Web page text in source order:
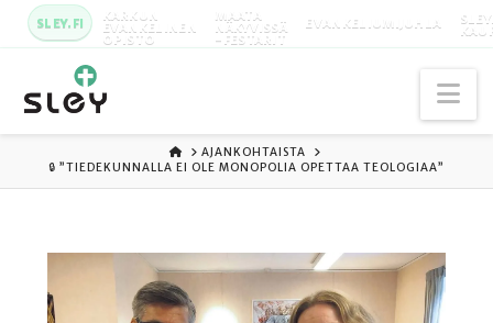
SLEY.FI KARKUN
EVANKELINEN
OPISTO
MAATA
NÄKYVISSÄ
-FESTARIT
EVANKELIUMIJUHLA
ETUSIVU
AJANKOHTAISTA
🔒 ”TIEDEKUNNALLA EI OLE MONOPOLIA OPETTAA TEOLOGIAA”